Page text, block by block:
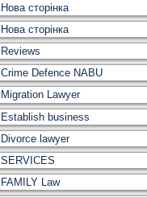
Нова сторінка
Нова сторінка
Reviews
Crime Defence NABU
Migration Lawyer
Establish business
Divorce lawyer
SERVICES
FAMILY Law